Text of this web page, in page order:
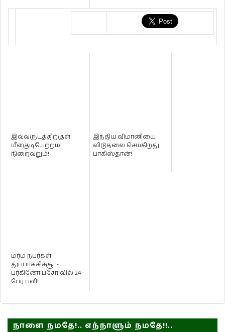
இவ்வருடத்திற்குள்
மீள்குடியேற்றம்
நிறைவுறும்!
இந்திய விமானியை
விடுதலை செய்கிறது
பாகிஸ்தான்!
மர்ம நபர்கள்
துப்பாக்கிச்சூ: -
பர்கினோ பசோ வில் 24
பேர் பலி!
நாளை நமதே!.. எந்நாளும் நமதே!!..